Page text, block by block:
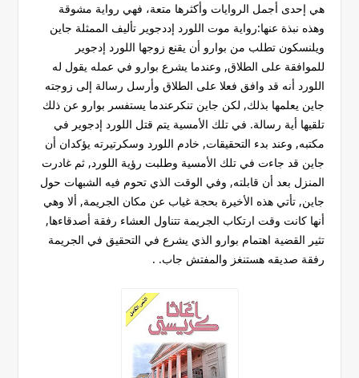
هي إحدى أجمل الروايات وأكثرها متعة، فهي رواية مشوقة
وهذه نبذة عنها:رواية موت اللورد إددجوير تأليف الممثلة جاين
ويلنسكون تطلب من بوارو أن يقنع زوجها اللورد إدجوير
للموافقة على الطلاق, وعندما يشرع بوارو في عمله يقول له
اللورد أنه قد وافق فعلا على الطلاق وأرسل رسالة إلى زوجته
جاين يعلمها بذلك, لكن جاين تنكرعندما يستفسر بوارو عن ذلك
تلقيها أية رسالة. في تلك الأمسية يتم قتل اللورد إدجوير في
مكتبه, وعند بدء التحقيقات, خادم اللورد وسكرتيرته يؤكدان أن
جاين قد جاءت في تلك الأمسية وطلبت رؤية اللورد, ثم غادرت
المنزل بعد أن قابلته, وفي الوقت الذي تحوم فيه الشبهات حول
جاين, تأتي هذه الأخيرة بحجة غياب عن مكان الجريمة, ألا وهي
أنها كانت وقت ارتكاب الجريمة تتناول العشاء رفقة أصدقاءها,
تثير القضية اهتمام بوارو الذي يشرع في التحقيق في الجريمة
رفقة صديقه هستنغز والمفتش جاب. .